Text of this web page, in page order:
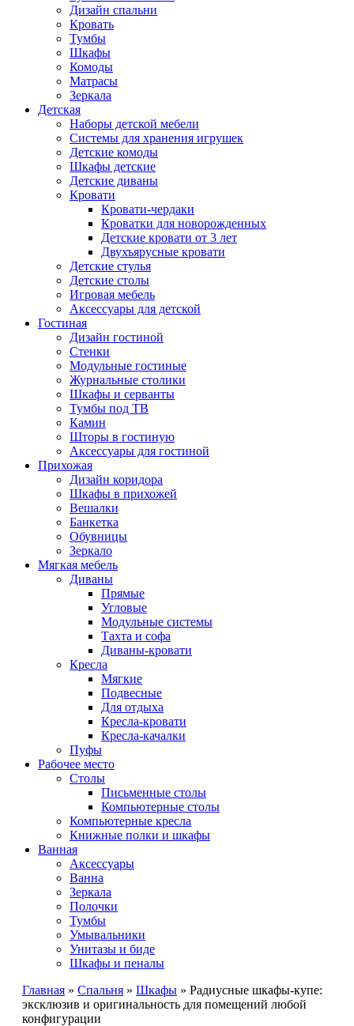
Дизайн спальни
Кровать
Тумбы
Шкафы
Комоды
Матрасы
Зеркала
Детская
Наборы детской мебели
Системы для хранения игрушек
Детские комоды
Шкафы детские
Детские диваны
Кровати
Кровати-чердаки
Кроватки для новорожденных
Детские кровати от 3 лет
Двухъярусные кровати
Детские стулья
Детские столы
Игровая мебель
Аксессуары для детской
Гостиная
Дизайн гостиной
Стенки
Модульные гостиные
Журнальные столики
Шкафы и серванты
Тумбы под ТВ
Камин
Шторы в гостиную
Аксессуары для гостиной
Прихожая
Дизайн коридора
Шкафы в прихожей
Вешалки
Банкетка
Обувницы
Зеркало
Мягкая мебель
Диваны
Прямые
Угловые
Модульные системы
Тахта и софа
Диваны-кровати
Кресла
Мягкие
Подвесные
Для отдыха
Кресла-кровати
Кресла-качалки
Пуфы
Рабочее место
Столы
Письменные столы
Компьютерные столы
Компьютерные кресла
Книжные полки и шкафы
Ванная
Аксессуары
Ванна
Зеркала
Полочки
Тумбы
Умывальники
Унитазы и биде
Шкафы и пеналы
Главная » Спальня » Шкафы » Радиусные шкафы-купе:
эксклюзив и оригинальность для помещений любой
конфигурации